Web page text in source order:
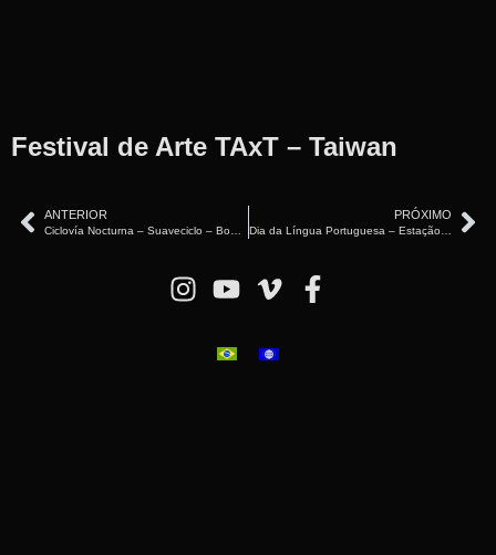
Festival de Arte TAxT – Taiwan
ANTERIOR
Ciclovía Nocturna – Suaveciclo – Bogotá, Colômbia – (2019)
PRÓXIMO
Dia da Língua Portuguesa – Estação Luz – São Paulo/SP